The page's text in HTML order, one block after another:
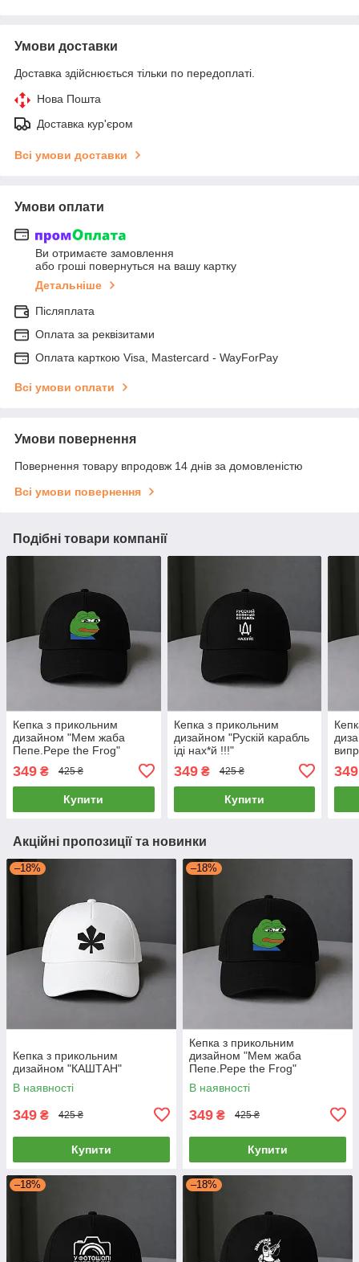
Умови доставки
Доставка здійснюється тільки по передоплаті.
Нова Пошта
Доставка кур'єром
Всі умови доставки
Умови оплати
Ви отримаєте замовлення
або гроші повернуться на вашу картку
Детальніше
Післяплата
Оплата за реквізитами
Оплата карткою Visa, Mastercard - WayForPay
Всі умови оплати
Умови повернення
Повернення товару впродовж 14 днів за домовленістю
Всі умови повернення
Подібні товари компанії
Кепка з прикольним
дизайном "Мем жаба
Пепе.Pepe the Frog"
349 ₴ 425 ₴
Купити
Кепка з прикольним
дизайном "Рускій карабль
іді нах*й !!!"
349₴ 425 ₴
Купити
349
Акційні пропозиції та новинки
–18%
Кепка з прикольним
дизайном "КАШТАН"
В наявності
349 ₴ 425 ₴
Купити
–18%
Кепка з прикольним
дизайном "Мем жаба
Пепе.Pepe the Frog"
В наявності
349 ₴ 425 ₴
Купити
–18% –18%